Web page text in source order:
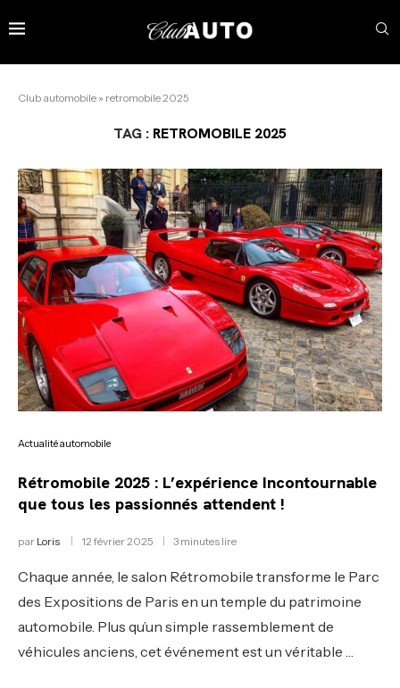
Club automobile » retromobile 2025
TAG : RETROMOBILE 2025
Actualité automobile
Rétromobile 2025 : L’expérience Incontournable
que tous les passionnés attendent !
par Loris 12 février 2025 3 minutes lire
Chaque année, le salon Rétromobile transforme le Parc
des Expositions de Paris en un temple du patrimoine
automobile. Plus qu’un simple rassemblement de
véhicules anciens, cet événement est un véritable …